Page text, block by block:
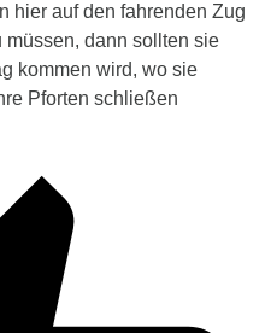
hier auf den fahrenden Zug
müssen, dann sollten sie
kommen wird, wo sie
Pforten schließen